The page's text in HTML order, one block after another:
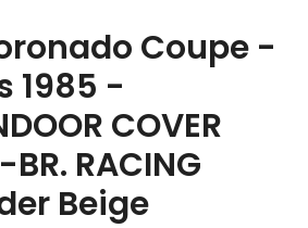
Coupe -
1985 -
COVER
BR. RACING
Beige